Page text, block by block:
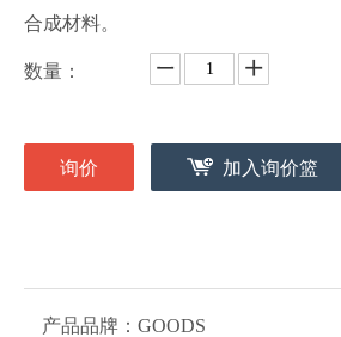
合成材料。
数量：
询价 加入询价篮
产品品牌： GOODS